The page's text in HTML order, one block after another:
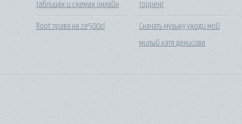
таблицах и схемах онлайн
Root права на ze500cl
торрент
Скачать музыку уходи мой
милый катя денисова